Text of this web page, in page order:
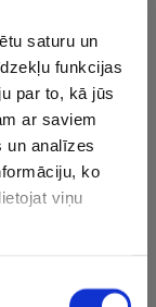
saturu un
funkcijas
par to, kā jūs
ar saviem
un analīzes
ko
viņu
Somijas
un Sakari
17:58 minūtes
šosezon 75
izlasi
bronzas